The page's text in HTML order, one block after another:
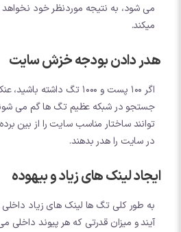
می شود، به نتیجه موردنظر خود
میکند.
هدر دادن بودجه خزش سایت
اگر 100 پست و 1000 تگ داشته
جستجو در شبکه عظیم تگ ها گم می
توانند ساختار مناسب سایت را از بین
در سایت را هدر بدهند.
ایجاد لینک های زیاد و بیهوده
به طور کلی تگ ها لینک های زیاد
آیند و میزان قدرتی که هر پیوند داخلی